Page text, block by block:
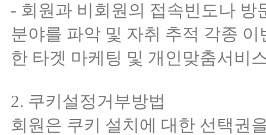
- 회원과 비회원의 접속빈도나
분야를 파악 및 자취 추적 각종
한 타겟 마케팅 및 개인맞춤서비
2. 쿠키설정거부방법
회원은 쿠키 설치에 대한 선택권